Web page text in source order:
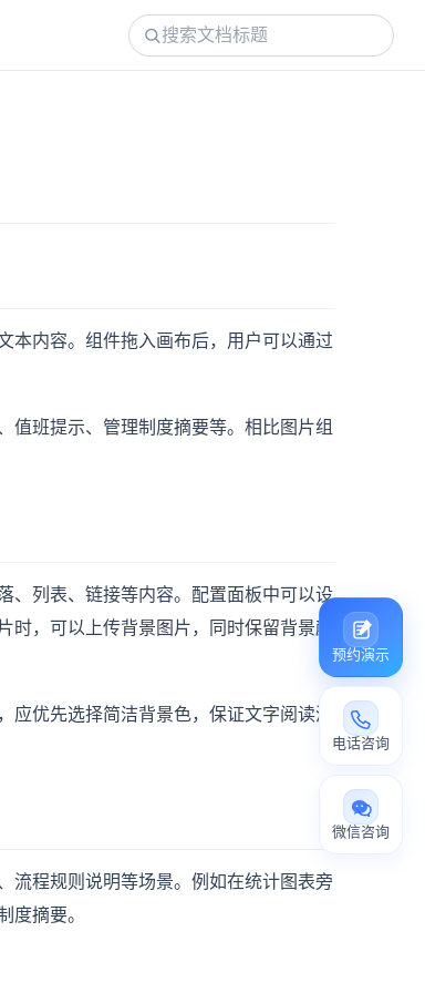
本内容。组件拖入画布后，用户可以通过
值班提示、管理制度摘要等。相比图片组
、列表、链接等内容。配置面板中可以设
，可以上传背景图片，同时保留背景颜
优先选择简洁背景色，保证文字阅读清
流程规则说明等场景。例如在统计图表旁
度摘要。
预约演示
电话咨询
微信咨询